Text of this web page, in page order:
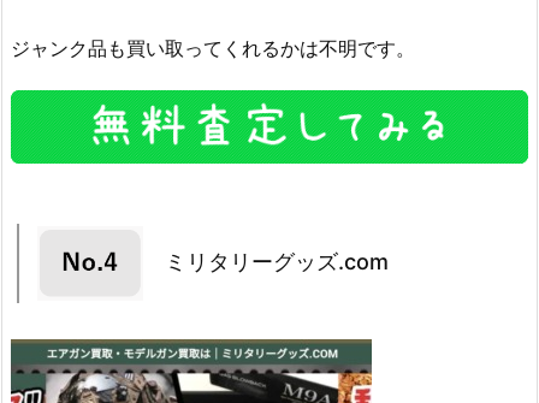
ジャンク品も買い取ってくれるかは不明です。
ミリタリーグッズ.com